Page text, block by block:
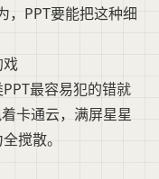
，PPT要能把这种细
戏
最容易犯的错就
卡通云，满屏星星
搅散。